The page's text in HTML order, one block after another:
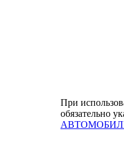
При
обязательно